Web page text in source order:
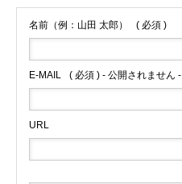
名前（例：山田 太郎） ( 必須 )
E-MAIL ( 必須 ) - 公開されません -
URL